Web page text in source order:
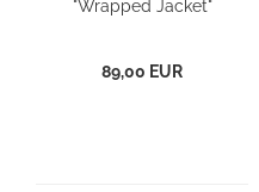
"Wrapped Jacket"
89,00 EUR